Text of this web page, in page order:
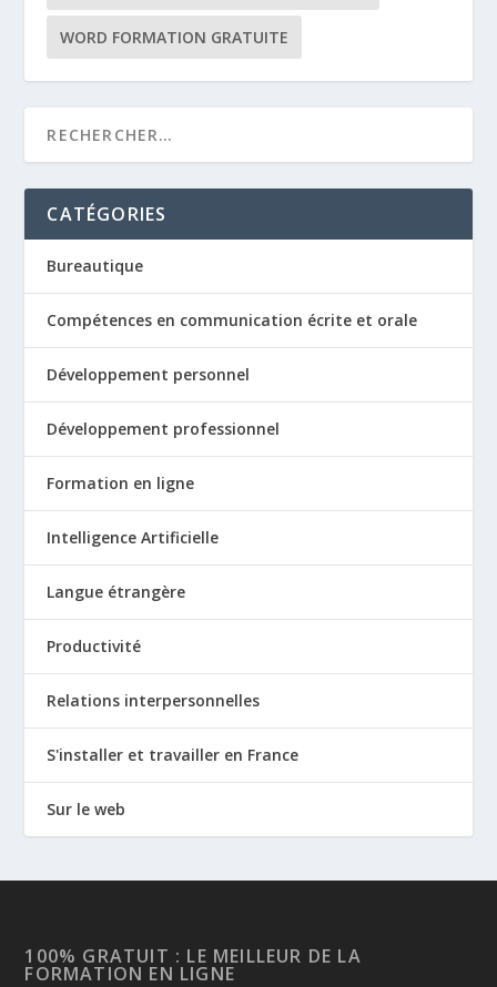
WORD FORMATION GRATUITE
CATÉGORIES
Bureautique
Compétences en communication écrite et orale
Développement personnel
Développement professionnel
Formation en ligne
Intelligence Artificielle
Langue étrangère
Productivité
Relations interpersonnelles
S'installer et travailler en France
Sur le web
100% GRATUIT : LE MEILLEUR DE LA
FORMATION EN LIGNE